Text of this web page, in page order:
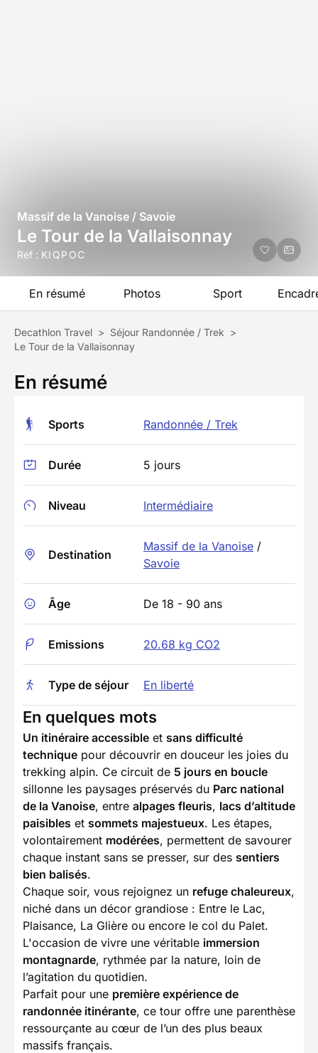
Massif de la Vanoise / Savoie
Le Tour de la Vallaisonnay
Réf : KIQPOC
En résumé Photos Sport
Decathlon Travel > Séjour Randonnée / Trek >
Le Tour de la Vallaisonnay
En résumé
Sports Randonnée / Trek
Durée 5 jours
Niveau Intermédiaire
Destination
Massif de la Vanoise /
Savoie
Âge De 18 - 90 ans
Emissions 20.68 kg CO2
Type de séjour En liberté
En quelques mots
Un itinéraire accessible et sans difficulté
technique pour découvrir en douceur les joies du
trekking alpin. Ce circuit de 5 jours en boucle
sillonne les paysages préservés du Parc national
de la Vanoise, entre alpages fleuris, lacs d’altitude
paisibles et sommets majestueux. Les étapes,
volontairement modérées, permettent de savourer
chaque instant sans se presser, sur des sentiers
bien balisés.
Chaque soir, vous rejoignez un refuge chaleureux,
niché dans un décor grandiose : Entre le Lac,
Plaisance, La Glière ou encore le col du Palet.
L'occasion de vivre une véritable immersion
montagnarde, rythmée par la nature, loin de
l’agitation du quotidien.
Parfait pour une première expérience de
randonnée itinérante, ce tour offre une parenthèse
ressourçante au cœur de l’un des plus beaux
massifs français.